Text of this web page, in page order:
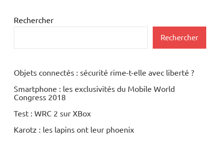
Rechercher
Rechercher
Objets connectés : sécurité rime-t-elle avec liberté ?
Smartphone : les exclusivités du Mobile World
Congress 2018
Test : WRC 2 sur XBox
Karotz : les lapins ont leur phoenix